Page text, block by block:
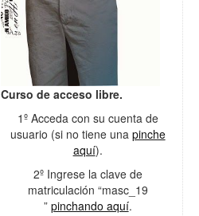
Curso de acceso libre.
1º Acceda con su cuenta de
usuario (si no tiene una pinche
aquí).
2º Ingrese la clave de
matriculación “masc_19
” pinchando aquí.